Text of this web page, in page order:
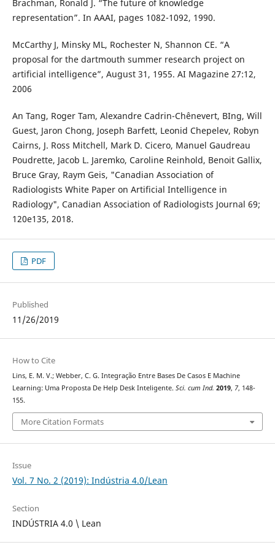
Brachman, Ronald J. “The future of knowledge
representation”. In AAAI, pages 1082-1092, 1990.
McCarthy J, Minsky ML, Rochester N, Shannon CE. “A
proposal for the dartmouth summer research project on
artificial intelligence”, August 31, 1955. AI Magazine 27:12,
2006
An Tang, Roger Tam, Alexandre Cadrin-Chênevert, BIng, Will
Guest, Jaron Chong, Joseph Barfett, Leonid Chepelev, Robyn
Cairns, J. Ross Mitchell, Mark D. Cicero, Manuel Gaudreau
Poudrette, Jacob L. Jaremko, Caroline Reinhold, Benoit Gallix,
Bruce Gray, Raym Geis, "Canadian Association of
Radiologists White Paper on Artificial Intelligence in
Radiology", Canadian Association of Radiologists Journal 69;
120e135, 2018.
PDF
Published
11/26/2019
How to Cite
Lins, E. M. V.; Webber, C. G. Integração Entre Bases De Casos E Machine
Learning: Uma Proposta De Help Desk Inteligente. Sci. cum Ind. 2019, 7, 148-
155.
More Citation Formats
Issue
Vol. 7 No. 2 (2019): Indústria 4.0/Lean
Section
INDÚSTRIA 4.0 \ Lean